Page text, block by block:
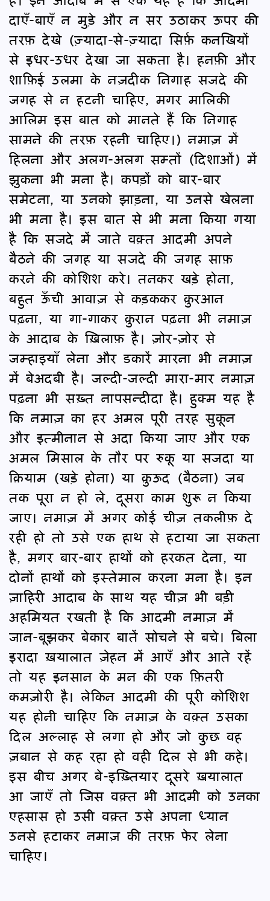
दाएँ-बाएँ न मुड़े और न सर उठाकर ऊपर की
तरफ़ देखे (ज़्यादा-से-ज़्यादा सिर्फ़ कनखियों
से इधर-उधर देखा जा सकता है। हनफ़ी और
शाफ़िई उलमा के नज़दीक निगाह सजदे की
जगह से न हटनी चाहिए, मगर मालिकी
आलिम इस बात को मानते हैं कि निगाह
सामने की तरफ़ रहनी चाहिए।) नमाज़ में
हिलना और अलग-अलग सम्तों (दिशाओं) में
झुकना भी मना है। कपड़ों को बार-बार
समेटना, या उनको झाड़ना, या उनसे खेलना
भी मना है। इस बात से भी मना किया गया
है कि सजदे में जाते वक़्त आदमी अपने
बैठने की जगह या सजदे की जगह साफ़
करने की कोशिश करे। तनकर खड़े होना,
बहुत ऊँची आवाज़ से कड़ककर क़ुरआन
पढ़ना, या गा-गाकर क़ुरान पढ़ना भी नमाज़
के आदाब के ख़िलाफ़ है। ज़ोर-ज़ोर से
जम्हाइयाँ लेना और डकारें मारना भी नमाज़
में बेअदबी है। जल्दी-जल्दी मारा-मार नमाज़
पढ़ना भी सख़्त नापसन्दीदा है। हुक्म यह है
कि नमाज़ का हर अमल पूरी तरह सुकून
और इत्मीनान से अदा किया जाए और एक
अमल मिसाल के तौर पर रुकू या सजदा या
क़ियाम (खड़े होना) या क़ुऊद (बैठना) जब
तक पूरा न हो ले, दूसरा काम शुरू न किया
जाए। नमाज़ में अगर कोई चीज़ तकलीफ़ दे
रही हो तो उसे एक हाथ से हटाया जा सकता
है, मगर बार-बार हाथों को हरकत देना, या
दोनों हाथों को इस्तेमाल करना मना है। इन
ज़ाहिरी आदाब के साथ यह चीज़ भी बड़ी
अहमियत रखती है कि आदमी नमाज़ में
जान-बूझकर बेकार बातें सोचने से बचे। बिला
इरादा ख़यालात ज़ेहन में आएँ और आते रहें
तो यह इनसान के मन की एक फ़ितरी
कमज़ोरी है। लेकिन आदमी की पूरी कोशिश
यह होनी चाहिए कि नमाज़ के वक़्त उसका
दिल अल्लाह से लगा हो और जो कुछ वह
ज़बान से कह रहा हो वही दिल से भी कहे।
इस बीच अगर बे-इख़्तियार दूसरे ख़यालात
आ जाएँ तो जिस वक़्त भी आदमी को उनका
एहसास हो उसी वक़्त उसे अपना ध्यान
उनसे हटाकर नमाज़ की तरफ़ फेर लेना
चाहिए।